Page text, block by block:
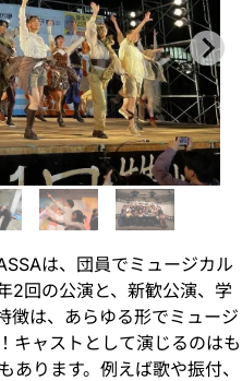
は、団員でミュージカル
2回の公演と、新歓公演、学
徴は、あらゆる形でミュージ
キャストとして演じるのはも
ります。例えば歌や振付、